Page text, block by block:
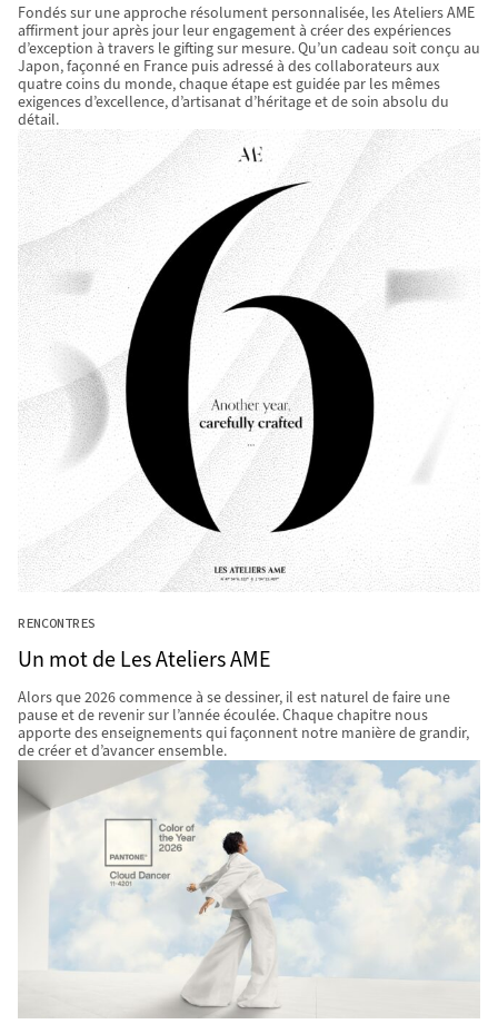
Fondés sur une approche résolument personnalisée, les Ateliers AME
affirment jour après jour leur engagement à créer des expériences
d’exception à travers le gifting sur mesure. Qu’un cadeau soit conçu au
Japon, façonné en France puis adressé à des collaborateurs aux
quatre coins du monde, chaque étape est guidée par les mêmes
exigences d’excellence, d’artisanat d’héritage et de soin absolu du
détail.
RENCONTRES
Un mot de Les Ateliers AME
Alors que 2026 commence à se dessiner, il est naturel de faire une
pause et de revenir sur l’année écoulée. Chaque chapitre nous
apporte des enseignements qui façonnent notre manière de grandir,
de créer et d’avancer ensemble.